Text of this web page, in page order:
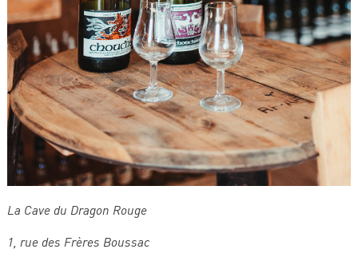
La Cave du Dragon Rouge
1, rue des Frères Boussac